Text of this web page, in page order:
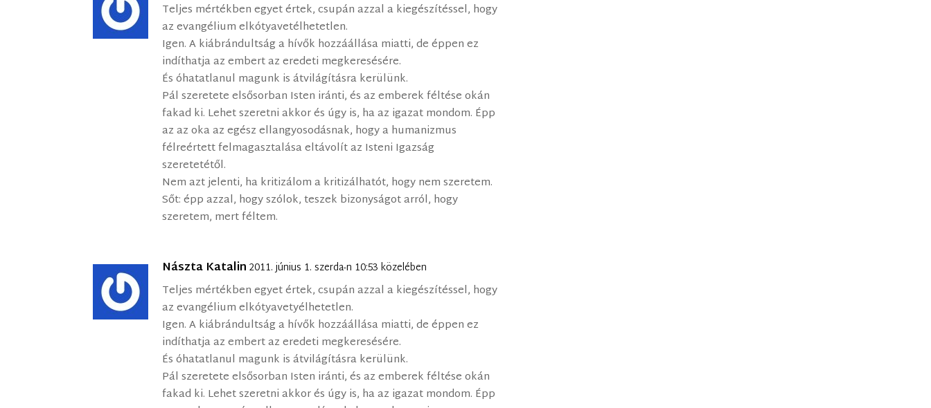
Teljes mértékben egyet értek, csupán azzal a kiegészítéssel, hogy
az evangélium elkótyavetélhetetlen.
Igen. A kiábrándultság a hívők hozzáállása miatti, de éppen ez
indíthatja az embert az eredeti megkeresésére.
És óhatatlanul magunk is átvilágításra kerülünk.
Pál szeretete elsősorban Isten iránti, és az emberek féltése okán
fakad ki. Lehet szeretni akkor és úgy is, ha az igazat mondom. Épp
az az oka az egész ellangyosodásnak, hogy a humanizmus
félreértett felmagasztalása eltávolít az Isteni Igazság
szeretetétől.
Nem azt jelenti, ha kritizálom a kritizálhatót, hogy nem szeretem.
Sőt: épp azzal, hogy szólok, teszek bizonyságot arról, hogy
szeretem, mert féltem.
Nászta Katalin 2011. június 1. szerda-n 10:53 közelében
Teljes mértékben egyet értek, csupán azzal a kiegészítéssel, hogy
az evangélium elkótyavetyélhetetlen.
Igen. A kiábrándultság a hívők hozzáállása miatti, de éppen ez
indíthatja az embert az eredeti megkeresésére.
És óhatatlanul magunk is átvilágításra kerülünk.
Pál szeretete elsősorban Isten iránti, és az emberek féltése okán
fakad ki. Lehet szeretni akkor és úgy is, ha az igazat mondom. Épp